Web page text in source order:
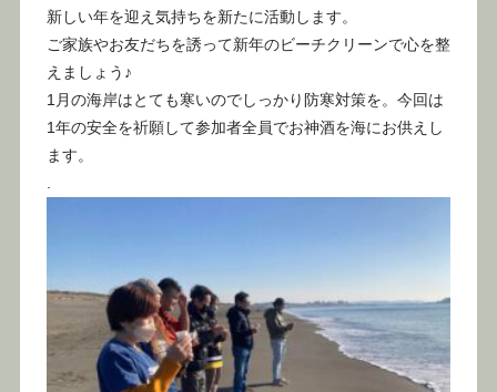
新しい年を迎え気持ちを新たに活動します。
ご家族やお友だちを誘って新年のビーチクリーンで心を整
えましょう♪
1月の海岸はとても寒いのでしっかり防寒対策を。今回は
1年の安全を祈願して参加者全員でお神酒を海にお供えし
ます。